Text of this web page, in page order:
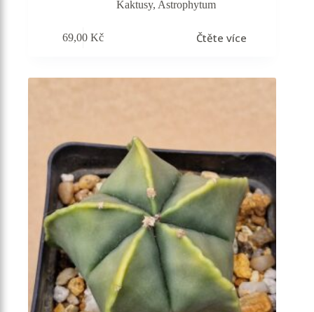
Kaktusy,Astrophytum
69,00Kč Čtěte více